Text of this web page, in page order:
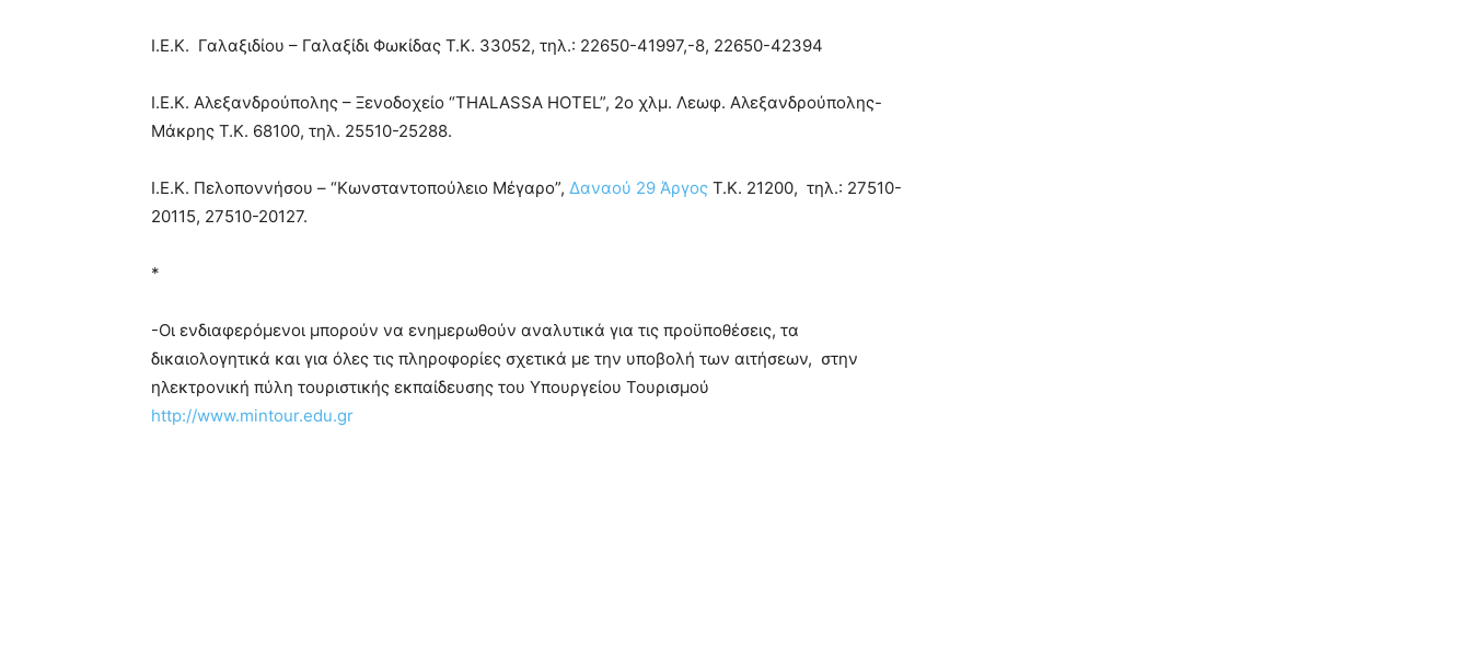
Ι.Ε.Κ. Γαλαξιδίου – Γαλαξίδι Φωκίδας T.K. 33052, τηλ.: 22650-41997,-8, 22650-42394
Ι.Ε.Κ. Αλεξανδρούπολης – Ξενοδοχείο “THALASSA HOTEL”, 2ο χλμ. Λεωφ. Αλεξανδρούπολης-
Μάκρης T.K. 68100, τηλ. 25510-25288.
I.E.K. Πελοποννήσου – “Κωνσταντοπούλειο Μέγαρο”, Δαναού 29 Άργος T.K. 21200, τηλ.: 27510-
20115, 27510-20127.
*
-Οι ενδιαφερόμενοι μπορούν να ενημερωθούν αναλυτικά για τις προϋποθέσεις, τα
δικαιολογητικά και για όλες τις πληροφορίες σχετικά με την υποβολή των αιτήσεων, στην
ηλεκτρονική πύλη τουριστικής εκπαίδευσης του Υπουργείου Τουρισμού
http://www.mintour.edu.gr